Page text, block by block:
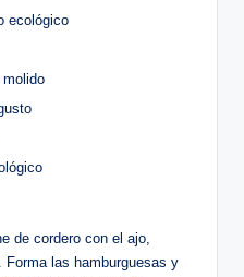
ecológico
de cordero con el ajo,
las hamburguesas y